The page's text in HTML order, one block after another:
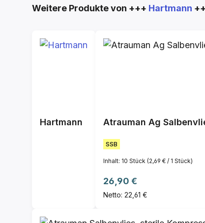
Produktgalerie überspringen
Weitere Produkte von +++ Hartmann
Hartmann Atrauman Ag
SSB
Inhalt: 10 Stück (2,69 € / 1 Stück)
Regulärer Preis:
26,90 €
Netto: 22,61 €